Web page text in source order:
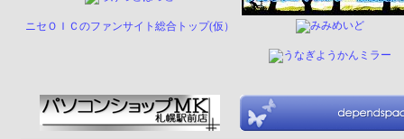
ニセＯＩＣのファンサイト総合トップ(仮）